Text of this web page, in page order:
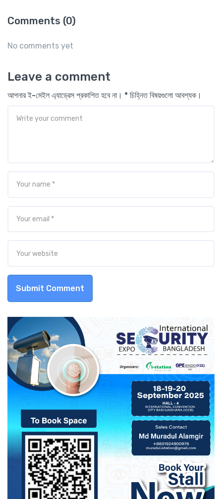
Comments (0)
No comments yet
Leave a comment
আপনার ই-মেইল এ্যাড্রেস প্রকাশিত হবে না। * চিহ্নিত বিষয়গুলো আবশ্যক।
Submit Comment